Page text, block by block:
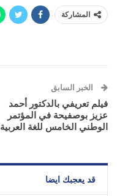
المشاركة
الخبر السابق
فيلم تعريفي بالدكتور أحمد
عزيز بوصفيحة‬ في المؤتمر
الوطني الخامس للغة العربية
قد يعجبك ايضا